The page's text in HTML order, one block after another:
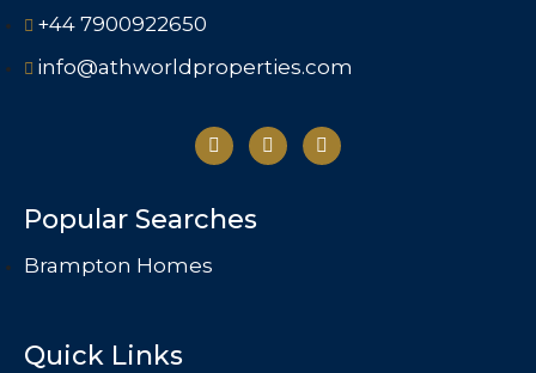
+44 7900922650
info@athworldproperties.com
Popular Searches
Brampton Homes
Quick Links